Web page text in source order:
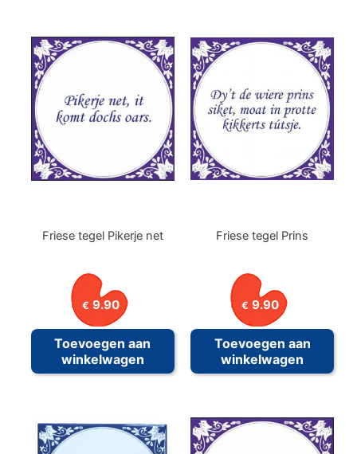
Friese tegel Pikerje net
€ 9.90
Toevoegen aan
winkelwagen
Friese tegel Prins
€ 9.90
Toevoegen aan
winkelwagen